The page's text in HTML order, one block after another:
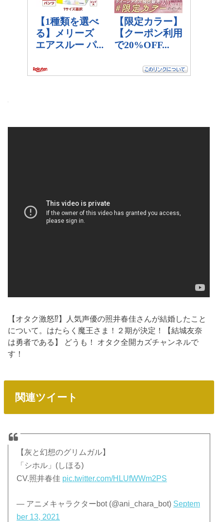
【オタク激怒⁉︎】人気声優の照井春佳さんが結婚したこと
について。はたらく魔王さま！２期が決定！【結城友奈
は勇者である】 どうも！ オタク全開カズチャンネルで
す！
関連ツイート
【灰と幻想のグリムガル】
「シホル」(しほる)
CV.照井春佳 pic.twitter.com/HLUfWWm2PS
— アニメキャラクターbot (@ani_chara_bot) Septem
ber 13, 2021